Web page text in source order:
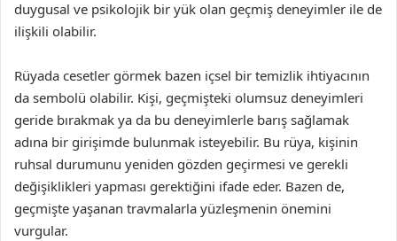
duygusal ve psikolojik bir yük olan geçmiş deneyimler ile de
ilişkili olabilir.
Rüyada cesetler görmek bazen içsel bir temizlik ihtiyacının
da sembolü olabilir. Kişi, geçmişteki olumsuz deneyimleri
geride bırakmak ya da bu deneyimlerle barış sağlamak
adına bir girişimde bulunmak isteyebilir. Bu rüya, kişinin
ruhsal durumunu yeniden gözden geçirmesi ve gerekli
değişiklikleri yapması gerektiğini ifade eder. Bazen de,
geçmişte yaşanan travmalarla yüzleşmenin önemini
vurgular.